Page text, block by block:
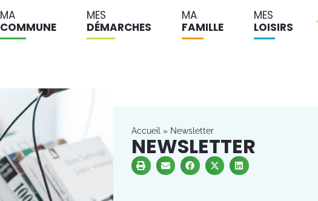
MA
COMMUNE
MES
DÉMARCHES
MA
FAMILLE
MES
LOISIRS
Accueil » Newsletter
NEWSLETTER